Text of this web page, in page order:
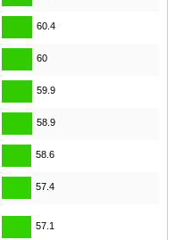
60.4
60
59.9
58.9
58.6
57.4
57.1